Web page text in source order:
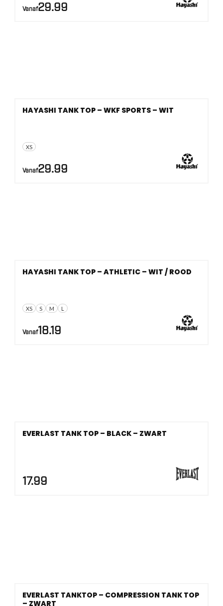
Vanaf29.99
XS
HAYASHI TANK TOP – WKF SPORTS – WIT
Vanaf29.99
XS S M L
HAYASHI TANK TOP – ATHLETIC – WIT / ROOD
Vanaf18.19
EVERLAST TANK TOP – BLACK – ZWART
17.99
EVERLAST TANKTOP – COMPRESSION TANK TOP
– ZWART